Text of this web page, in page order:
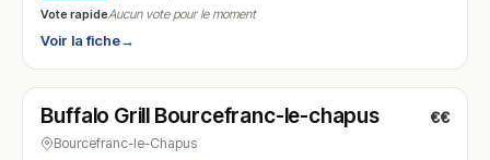
Vote rapideAucun vote pour le moment
Voir la fiche→
N° 26
Buffalo Grill Bourcefranc-le-chapus €€
Bourcefranc-le-Chapus